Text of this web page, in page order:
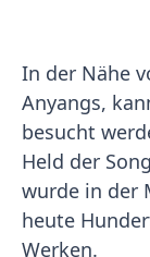
In der Nähe
Anyangs,
besucht
Held der
wurde in der
heute
Werken.